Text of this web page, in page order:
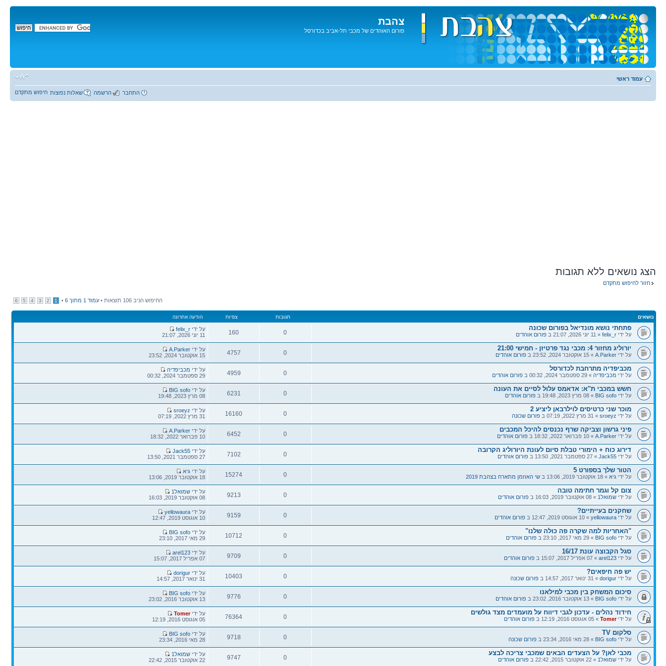
צהבת
פורום האוהדים של מכבי תל-אביב בכדורסל
עמוד ראשי
חיפוש מתקדם שאלות נפוצות הרשמה התחבר
הצג נושאים ללא תגובות
חזור לחיפוש מתקדם
החיפוש הניב 106 תוצאות • עמוד 1 מתוך 6
•
1
2
3
4
5
6
נושאים תגובות צפיות הודעה אחרונה
פתחתי נושא מונדיאל בפורום שכונה
על ידי felix_r » 11 יוני 2026, 21:07 ב פורום אוהדים 0
160 על ידי felix_r
11 יוני 2026, 21:07
יורוליג מחזור 4: מכבי נגד פרטיזן - חמישי 21:00
על ידי A.Parker » 15 אוקטובר 2024, 23:52 ב פורום אוהדים 0
4757 על ידי A.Parker
15 אוקטובר 2024, 23:52
מכביפדיה מתרחבת לכדורסל
על ידי מכביפדיה » 29 ספטמבר 2024, 00:32 ב פורום אוהדים 0
4959 על ידי מכביפדיה
29 ספטמבר 2024, 00:32
חשש במכבי ת"א: אדאמס עלול לסיים את העונה
על ידי BIG sofo » 08 מרץ 2023, 19:48 ב פורום אוהדים 0
6231 על ידי BIG sofo
08 מרץ 2023, 19:48
מוכר שני כרטיסים לוילרבאן ליציע 2
על ידי sroeyz » 31 מרץ 2022, 07:19 ב פורום שכונה 0
16160 על ידי sroeyz
31 מרץ 2022, 07:19
פיני גרשון וצביקה שרף נכנסים להיכל המכבים
על ידי A.Parker » 10 פברואר 2022, 18:32 ב פורום אוהדים 0
6452 על ידי A.Parker
10 פברואר 2022, 18:32
דירוג כוח + הימורי טבלת סיום לעונת היורוליג הקרובה
על ידי Jack55 » 27 ספטמבר 2021, 13:50 ב פורום אוהדים 0
7102 על ידי Jack55
27 ספטמבר 2021, 13:50
הטור שלך בספורט 5
על ידי גיא » 18 אוקטובר 2019, 13:06 ב שי האוזמן מתארח בצהבת 2019 0
15274 על ידי גיא
18 אוקטובר 2019, 13:06
צום קל וגמר חתימה טובה
על ידי שמואל1 » 08 אוקטובר 2019, 16:03 ב פורום אוהדים 0
9213 על ידי שמואל1
08 אוקטובר 2019, 16:03
שחקנים בעייתיים?
על ידי yellowaura » 10 אוגוסט 2019, 12:47 ב פורום אוהדים 0
9159 על ידי yellowaura
10 אוגוסט 2019, 12:47
"האחריות למה שקרה פה כולה שלנו"
על ידי BIG sofo » 29 מאי 2017, 23:10 ב פורום אוהדים 0
10712 על ידי BIG sofo
29 מאי 2017, 23:10
סגל הקבוצה עונת 16/17
על ידי arel123 » 07 אפריל 2017, 15:07 ב פורום אוהדים 0
9709 על ידי arel123
07 אפריל 2017, 15:07
יש פה חיפאים?
על ידי dorigur » 31 ינואר 2017, 14:57 ב פורום שכונה 0
10403 על ידי dorigur
31 ינואר 2017, 14:57
סיכום המשחק בין מכבי למילאנו
על ידי BIG sofo » 13 אוקטובר 2016, 23:02 ב פורום אוהדים 0
9776 על ידי BIG sofo
13 אוקטובר 2016, 23:02
חידוד נהלים - עדכון לגבי דיווח על מועמדים מצד גולשים
על ידיTomer » 05 אוגוסט 2016, 12:19 ב פורום אוהדים 0
76364 על ידיTomer
05 אוגוסט 2016, 12:19
סלקום TV
על ידי BIG sofo » 28 מאי 2016, 23:34 ב פורום שכונה 0
9718 על ידי BIG sofo
28 מאי 2016, 23:34
מכבי לאן? על הצעדים הבאים שמכבי צריכה לבצע
על ידי שמואל1 » 22 אוקטובר 2015, 22:42 ב פורום אוהדים 0
9747 על ידי שמואל1
22 אוקטובר 2015, 22:42